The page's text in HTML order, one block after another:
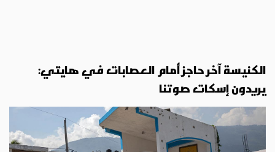
الكنيسة آخر حاجز أمام العصابات في هايتي:
يريدون إسكات صوتنا